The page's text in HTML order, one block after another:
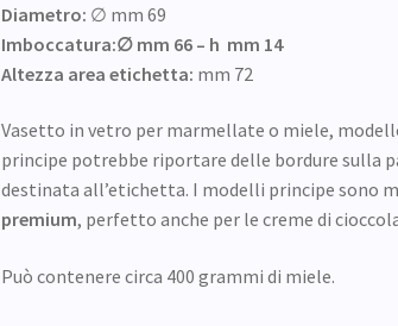
Diametro: ∅ mm 69
Imboccatura:∅ mm 66 – h mm 14
Altezza area etichetta: mm 72
Vasetto in vetro per marmellate o miele,
principe potrebbe riportare delle bordure sulla
destinata all’etichetta. I modelli principe sono
premium, perfetto anche per le creme di
Può contenere circa 400 grammi di miele.